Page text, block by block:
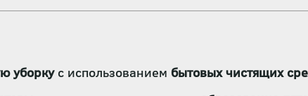
уборкус использованием бытовых чистящих